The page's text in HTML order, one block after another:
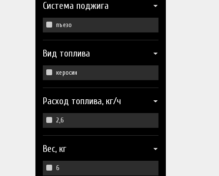
Система поджига
пъезо
Вид топлива
керосин
Расход топлива, кг/ч
2,6
Вес, кг
6